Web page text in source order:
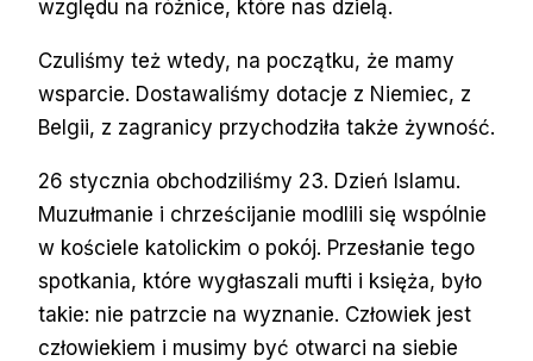
względu na różnice, które nas dzielą.
Czuliśmy też wtedy, na początku, że mamy
wsparcie. Dostawaliśmy dotacje z Niemiec, z
Belgii, z zagranicy przychodziła także żywność.
26 stycznia obchodziliśmy 23. Dzień Islamu.
Muzułmanie i chrześcijanie modlili się wspólnie
w kościele katolickim o pokój. Przesłanie tego
spotkania, które wygłaszali mufti i księża, było
takie: nie patrzcie na wyznanie. Człowiek jest
człowiekiem i musimy być otwarci na siebie